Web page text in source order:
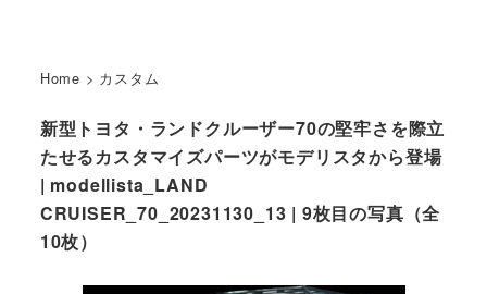
Home > カスタム
新型トヨタ・ランドクルーザー70の堅牢さを際立
たせるカスタマイズパーツがモデリスタから登場
| modellista_LAND
CRUISER_70_20231130_13 | 9枚目の写真（全
10枚）